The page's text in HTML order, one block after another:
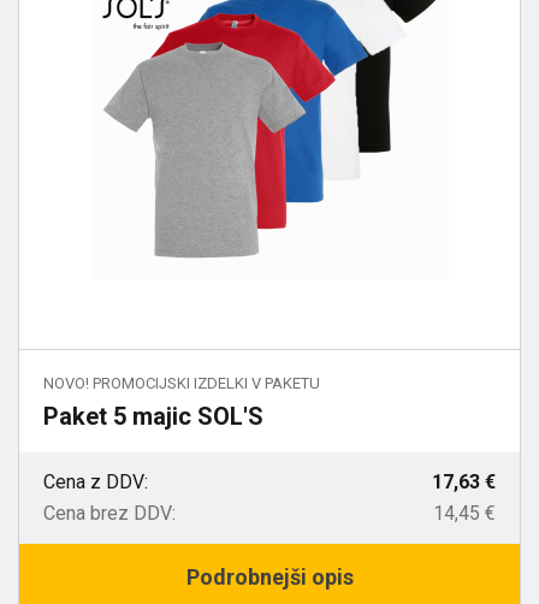
NOVO! PROMOCIJSKI IZDELKI V PAKETU
Paket 5 majic SOL'S
Cena z DDV:
17,63 €
Cena brez DDV:
14,45 €
Podrobnejši opis